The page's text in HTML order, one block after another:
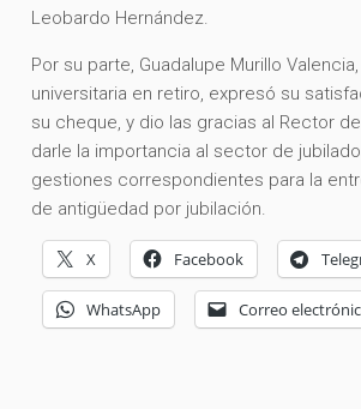
Leobardo Hernández.
Por su parte, Guadalupe Murillo
universitaria en retiro, expresó su
su cheque, y dio las gracias al Rector
darle la importancia al sector de
gestiones correspondientes para la
de antigüedad por jubilación.
X Facebook
WhatsApp Correo